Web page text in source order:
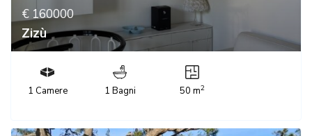
€ 160000
Zizù
1 Camere 1 Bagni 50 m2